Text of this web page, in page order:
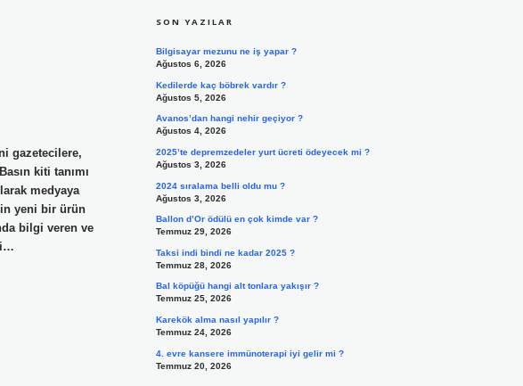
gazetecilere,
kiti tanımı
medyaya
yeni bir ürün
bilgi veren ve
SON YAZILAR
Bilgisayar mezunu ne iş yapar ?
Ağustos 6, 2026
Kedilerde kaç böbrek vardır ?
Ağustos 5, 2026
Avanos’dan hangi nehir geçiyor ?
Ağustos 4, 2026
2025’te depremzedeler yurt ücreti ödeyecek mi ?
Ağustos 3, 2026
2024 sıralama belli oldu mu ?
Ağustos 3, 2026
Ballon d’Or ödülü en çok kimde var ?
Temmuz 29, 2026
Taksi indi bindi ne kadar 2025 ?
Temmuz 28, 2026
Bal köpüğü hangi alt tonlara yakışır ?
Temmuz 25, 2026
Karekök alma nasıl yapılır ?
Temmuz 24, 2026
4. evre kansere immünoterapi iyi gelir mi ?
Temmuz 20, 2026